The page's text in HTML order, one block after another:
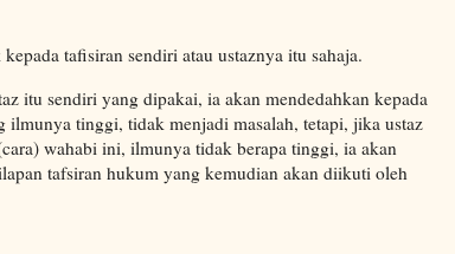
tafisiran sendiri atau ustaznya itu sahaja.
itu sendiri yang dipakai, ia akan mendedahkan kepada
ilmunya tinggi, tidak menjadi masalah, tetapi, jika ustaz
wahabi ini, ilmunya tidak berapa tinggi, ia akan
tafsiran hukum yang kemudian akan diikuti oleh